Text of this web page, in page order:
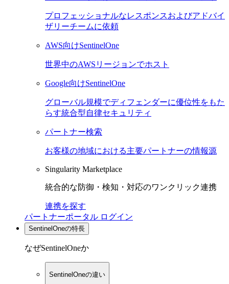
プロフェッショナルなレスポンスおよびアドバイ
ザリーチームに依頼
AWS向けSentinelOne
世界中のAWSリージョンでホスト
Google向けSentinelOne
グローバル規模でディフェンダーに優位性をもた
らす統合型自律セキュリティ
パートナー検索
お客様の地域における主要パートナーの情報源
Singularity Marketplace
統合的な防御・検知・対応のワンクリック連携
連携を探す
パートナーポータル ログイン
SentinelOneの特長
なぜSentinelOneか
SentinelOneの違い